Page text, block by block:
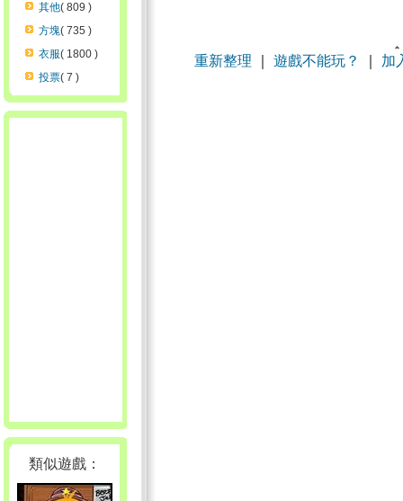
其他( 809 )
方塊( 735 )
衣服( 1800 )
投票( 7 )
類似遊戲：
重新整理 遊戲不能玩？ 加